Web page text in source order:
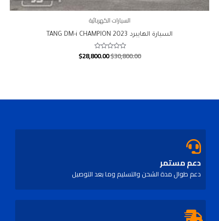
السيارات الكهربائية
السيارة الهايبرد 2023 TANG DM-i CHAMPION
Rated
0
$30,800.00
$28,800.00
دعم مستمر
دعم طوال مدة الشحن والتسليم وما بعد التوصيل